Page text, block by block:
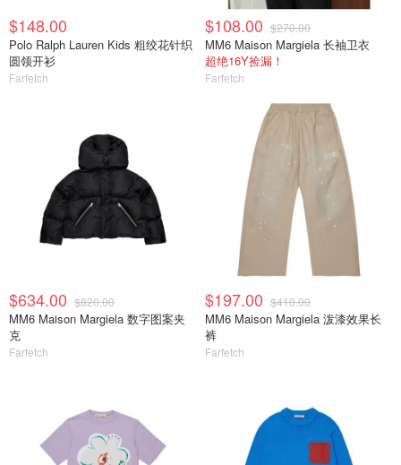
$148.00
Polo Ralph Lauren Kids 粗绞花针织
圆领开衫
Farfetch
$108.00 $270.00
MM6 Maison Margiela 长袖卫衣
超绝16Y捡漏！
Farfetch
$634.00 $820.00
MM6 Maison Margiela 数字图案夹
克
Farfetch
$197.00 $410.00
MM6 Maison Margiela 泼漆效果长
裤
Farfetch